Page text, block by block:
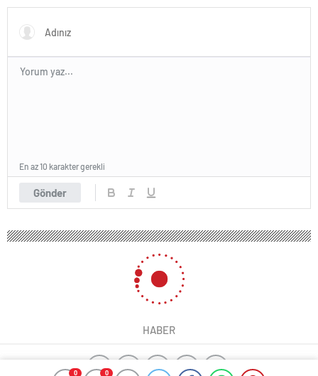
0 0
Gönder
En az 10 karakter gerekli
HABER